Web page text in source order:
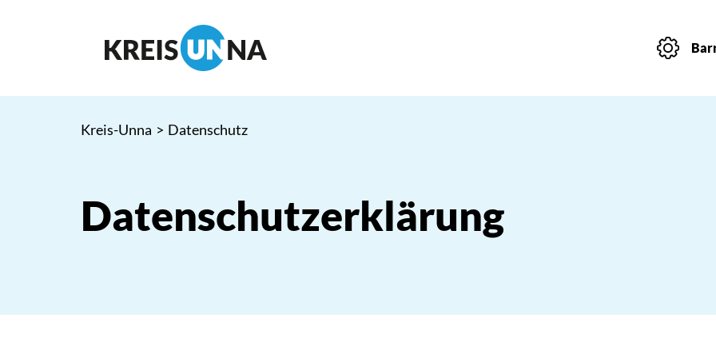
Kreis-Unna > Datenschutz
Datenschutzerklärung